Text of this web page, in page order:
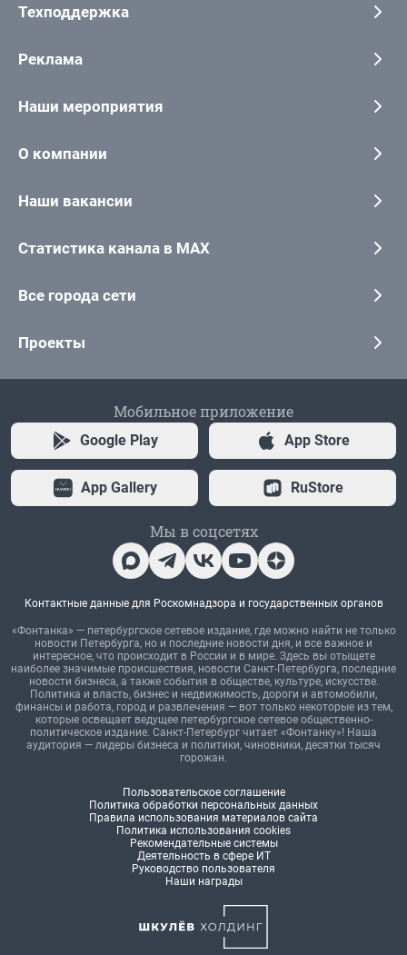
Техподдержка
Реклама
Наши мероприятия
О компании
Наши вакансии
Статистика канала в MAX
Все города сети
Проекты
Мобильное приложение
Google Play App Store
App Gallery RuStore
Мы в соцсетях
Контактные данные для Роскомнадзора и государственных органов
«Фонтанка» — петербургское сетевое издание, где можно найти не только
новости Петербурга, но и последние новости дня, и все важное и
интересное, что происходит в России и в мире. Здесь вы отыщете
наиболее значимые происшествия, новости Санкт-Петербурга, последние
новости бизнеса, а также события в обществе, культуре, искусстве.
Политика и власть, бизнес и недвижимость, дороги и автомобили,
финансы и работа, город и развлечения — вот только некоторые из тем,
которые освещает ведущее петербургское сетевое общественно-
политическое издание. Санкт-Петербург читает «Фонтанку»! Наша
аудитория — лидеры бизнеса и политики, чиновники, десятки тысяч
горожан.
Пользовательское соглашение
Политика обработки персональных данных
Правила использования материалов сайта
Политика использования cookies
Рекомендательные системы
Деятельность в сфере ИТ
Руководство пользователя
Наши награды